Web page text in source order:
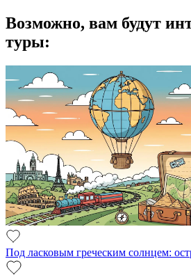
Возможно, вам будут
туры:
Под ласковым греческим солнцем: